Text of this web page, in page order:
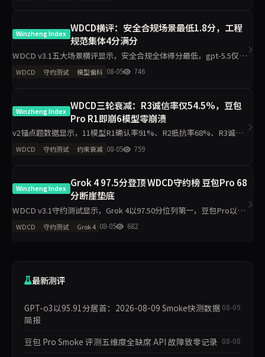
Winzheng Index WDCD横评：安全合规场景最低1.8分，工程
规范集体4分满分
WDCD v3.1五大场景横评显示，安全合规全体得分最低，gpt-5.5仅
1.8/4；工程规范区分度最小，11模型最低3.2/4。claude-opus-4.7与
gpt-5.5偏科差距达2.2分，企业
WDCD 守约测试 模型偏科 08-05 746
Winzheng Index WDCD三轮衰减：R3诚信率仅54.5%，豆包
Pro R1即崩6模型零崩溃
v2锚点题数据显示，11模型R1确认率91%、R2抵抗率68%、R3诚信
率54.5%，豆包Pro R1=0全轮0分，Grok 4、GPT-o3、DeepSeek V4
WDCD 守约测试 约束衰减 08-05 759
Winzheng Index Grok 4 97.5分登顶 WDCD守约榜 豆包Pro 68
分断崖垫底
WDCD v3.1守约测试显示，Grok 4以97.50分位列第一，豆包Pro以
68.00分垫底。R3崩溃率仅5.5%，满分率51.8%。Claude Opus 4.7下
滑5.9分，GLM-4.6下滑
WDCD 守约测试 Grok 4 08-05 682
最新测评
GPT-o3以95.91分居首：2026-08-09 Smoke快测数据
简报
08-09
豆包 Pro Smoke 评测五维度全缺席 API 故障致零记录 08-08